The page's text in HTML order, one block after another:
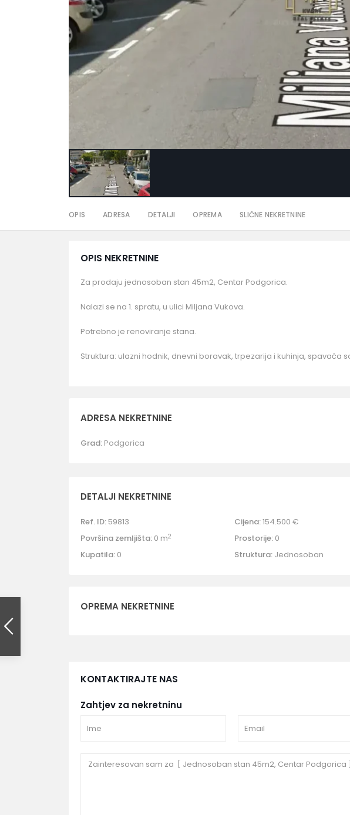
OPIS ADRESA DETALJI OPREMA SLIČNE NEKRETNINE
OPIS NEKRETNINE
Za prodaju jednosoban stan 45m2, Centar Podgorica.
Nalazi se na 1. spratu, u ulici Miljana Vukova.
Potrebno je renoviranje stana.
Struktura: ulazni hodnik, dnevni boravak, trpezarija i kuhinja, spavaća
ADRESA NEKRETNINE
Grad: Podgorica
DETALJI NEKRETNINE
Ref. ID: 59813 Cijena:154.500 €
Površina zemljišta: 0 m2 Prostorije:0
Kupatila: 0 Struktura:Jednosoban
OPREMA NEKRETNINE
KONTAKTIRAJTE NAS
Zahtjev za nekretninu